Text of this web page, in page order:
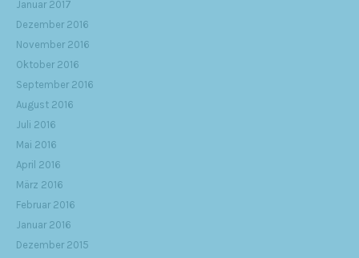
Januar 2017
Dezember 2016
November 2016
Oktober 2016
September 2016
August 2016
Juli 2016
Mai 2016
April 2016
März 2016
Februar 2016
Januar 2016
Dezember 2015